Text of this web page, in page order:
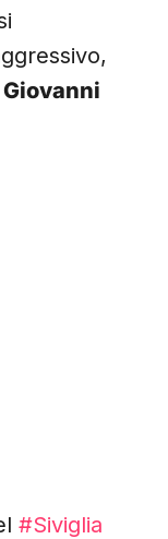
Giovanni
#Siviglia